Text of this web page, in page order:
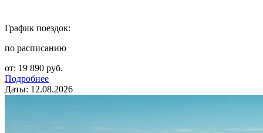
График поездок:
по расписанию
от: 19 890 руб.
Подробнее
Даты: 12.08.2026